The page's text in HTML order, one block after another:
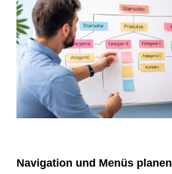
Navigation und Menüs planen